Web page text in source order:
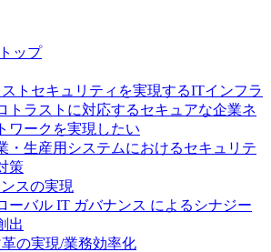
ップ
トセキュリティを実現するITインフラ
トラストに対応するセキュアな企業ネ
ワークを実現したい
・生産用システムにおけるセキュリテ
策
スの実現
ーバル IT ガバナンス によるシナジー
出
の実現/業務効率化